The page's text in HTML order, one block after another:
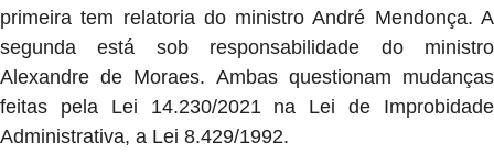
primeira tem relatoria do ministro André Mendonça. A
segunda está sob responsabilidade do ministro
Alexandre de Moraes. Ambas questionam mudanças
feitas pela Lei 14.230/2021 na Lei de Improbidade
Administrativa, a Lei 8.429/1992.